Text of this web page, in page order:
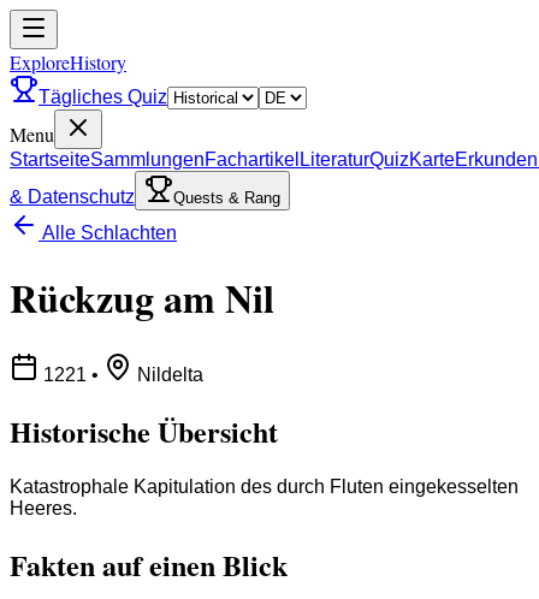
ExploreHistory
Tägliches Quiz
Menu
StartseiteSammlungenFachartikel LiteraturQuizKarteErkunden
& Datenschutz
Quests & Rang
Alle Schlachten
Rückzug am Nil
1221 • Nildelta
Historische Übersicht
Katastrophale Kapitulation des durch Fluten eingekesselten
Heeres.
Fakten auf einen Blick